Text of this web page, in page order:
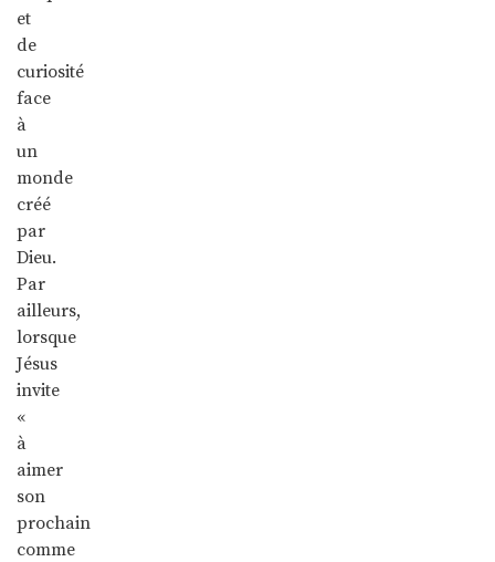
et
de
curiosité
face
à
un
monde
créé
par
Dieu.
Par
ailleurs,
lorsque
Jésus
invite
«
à
aimer
son
prochain
comme